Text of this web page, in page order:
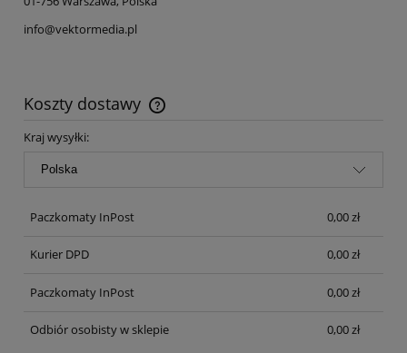
info@vektormedia.pl
Koszty dostawy
Cena nie zawiera ewentualnych kosztów płatności
Kraj wysyłki:
Paczkomaty InPost 0,00 zł
Kurier DPD 0,00 zł
Paczkomaty InPost 0,00 zł
Odbiór osobisty w sklepie 0,00 zł